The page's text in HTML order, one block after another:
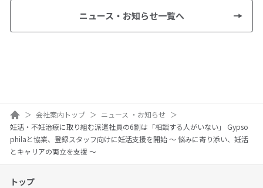
ニュース・お知らせ一覧へ
ホーム会社案内トップ
ニュース ・お知らせ
妊活・不妊治療に取り組む派遣社員の6割は「相談する人がいない」 Gypso
philaと協業、登録スタッフ向けに妊活支援を開始 ～ 悩みに寄り添い、妊活
とキャリアの両立を支援 ～
トップ